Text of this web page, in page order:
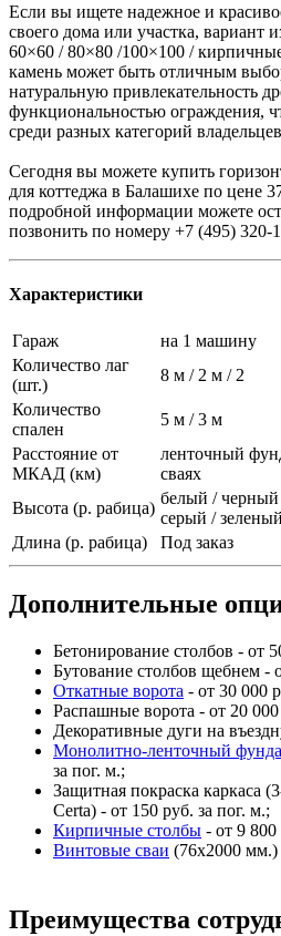
Если вы ищете надежное и
своего дома или участка, вариант
60×60 / 80×80 /100×100 /
камень может быть отличным
натуральную привлекательность
функциональностью ограждения,
среди разных категорий
Сегодня вы можете купить
для коттеджа в Балашихе по цене
подробной информации можете
позвонить по номеру +7 (495) 320-
Характеристики
Гараж
на 1 машину
Количество лаг
(шт.)
8 м / 2 м / 2
Количество
спален
5 м / 3 м
Расстояние от
МКАД (км)
ленточный
сваях
Высота (р. рабица)
белый /
серый / зеленый
Длина (р. рабица)
Под заказ
Дополнительные
Бетонирование столбов - от
Бутование столбов щебнем -
Откатные ворота - от 30 000
Распашные ворота - от 20 000
Декоративные дуги на
Монолитно-ленточный
за пог. м.;
Защитная покраска каркаса
Certa) - от 150 руб. за пог. м.;
Кирпичные столбы - от 9 800
Винтовые сваи (76x2000 мм.)
Преимущества